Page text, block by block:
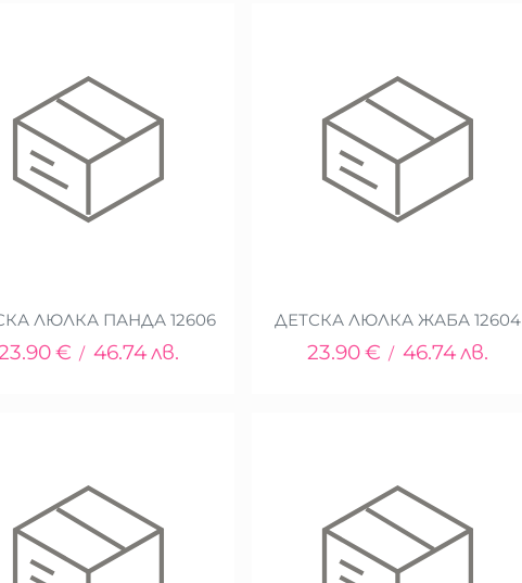
ЛЮЛКА ПАНДА 12606
€ / 46.74лв.
ДЕТСКА ЛЮЛКА ЖАБА 12604
23.90€ / 46.74лв.